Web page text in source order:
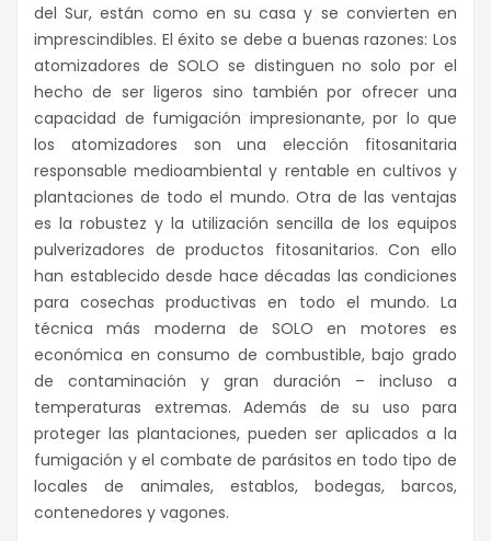
del Sur, están como en su casa y se convierten en
imprescindibles. El éxito se debe a buenas razones: Los
atomizadores de SOLO se distinguen no solo por el
hecho de ser ligeros sino también por ofrecer una
capacidad de fumigación impresionante, por lo que
los atomizadores son una elección fitosanitaria
responsable medioambiental y rentable en cultivos y
plantaciones de todo el mundo. Otra de las ventajas
es la robustez y la utilización sencilla de los equipos
pulverizadores de productos fitosanitarios. Con ello
han establecido desde hace décadas las condiciones
para cosechas productivas en todo el mundo. La
técnica más moderna de SOLO en motores es
económica en consumo de combustible, bajo grado
de contaminación y gran duración – incluso a
temperaturas extremas. Además de su uso para
proteger las plantaciones, pueden ser aplicados a la
fumigación y el combate de parásitos en todo tipo de
locales de animales, establos, bodegas, barcos,
contenedores y vagones.